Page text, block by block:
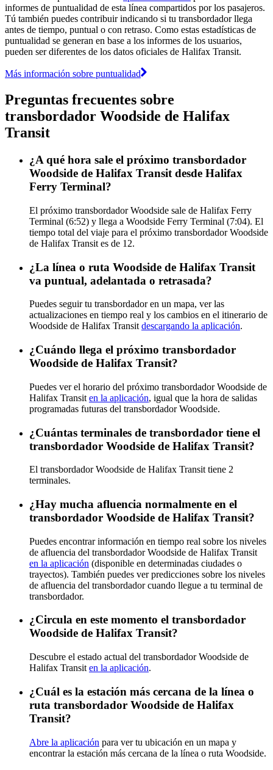
informes de puntualidad de esta línea compartidos por los pasajeros.
Tú también puedes contribuir indicando si tu transbordador llega
antes de tiempo, puntual o con retraso. Como estas estadísticas de
puntualidad se generan en base a los informes de los usuarios,
pueden ser diferentes de los datos oficiales de Halifax Transit.
Más información sobre puntualidad
Preguntas frecuentes sobre
transbordador Woodside de Halifax
Transit
¿A qué hora sale el próximo transbordador
Woodside de Halifax Transit desde Halifax
Ferry Terminal?
El próximo transbordador Woodside sale de Halifax Ferry
Terminal (6:52) y llega a Woodside Ferry Terminal (7:04). El
tiempo total del viaje para el próximo transbordador Woodside
de Halifax Transit es de 12.
¿La línea o ruta Woodside de Halifax Transit
va puntual, adelantada o retrasada?
Puedes seguir tu transbordador en un mapa, ver las
actualizaciones en tiempo real y los cambios en el itinerario de
Woodside de Halifax Transit descargando la aplicación.
¿Cuándo llega el próximo transbordador
Woodside de Halifax Transit?
Puedes ver el horario del próximo transbordador Woodside de
Halifax Transit en la aplicación, igual que la hora de salidas
programadas futuras del transbordador Woodside.
¿Cuántas terminales de transbordador tiene el
transbordador Woodside de Halifax Transit?
El transbordador Woodside de Halifax Transit tiene 2
terminales.
¿Hay mucha afluencia normalmente en el
transbordador Woodside de Halifax Transit?
Puedes encontrar información en tiempo real sobre los niveles
de afluencia del transbordador Woodside de Halifax Transit
en la aplicación (disponible en determinadas ciudades o
trayectos). También puedes ver predicciones sobre los niveles
de afluencia del transbordador cuando llegue a tu terminal de
transbordador.
¿Circula en este momento el transbordador
Woodside de Halifax Transit?
Descubre el estado actual del transbordador Woodside de
Halifax Transit en la aplicación.
¿Cuál es la estación más cercana de la línea o
ruta transbordador Woodside de Halifax
Transit?
Abre la aplicación para ver tu ubicación en un mapa y
encontrar la estación más cercana de la línea o ruta Woodside.